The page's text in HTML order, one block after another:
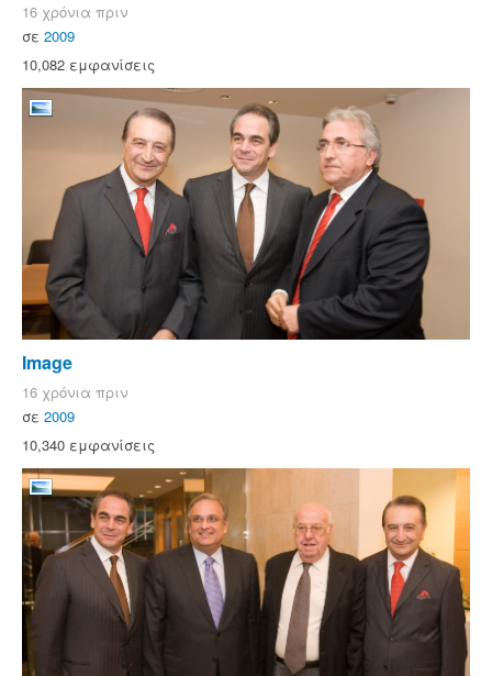
16 χρόνια πριν
σε 2009
10,082 εμφανίσεις
Image
16 χρόνια πριν
σε 2009
10,340 εμφανίσεις